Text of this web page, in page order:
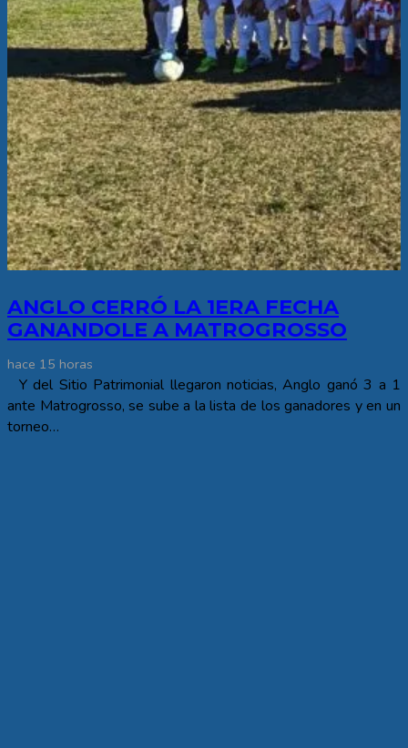
ANGLO CERRÓ LA 1ERA FECHA
GANANDOLE A MATROGROSSO
hace 15 horas
Y del Sitio Patrimonial llegaron noticias, Anglo ganó 3 a 1
ante Matrogrosso, se sube a la lista de los ganadores y en un
torneo…